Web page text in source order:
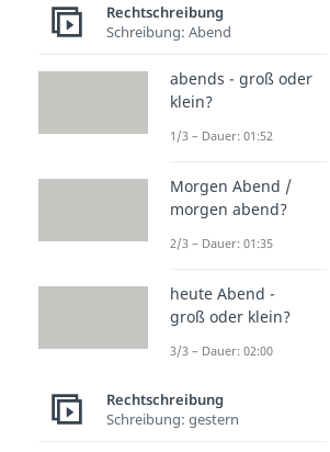
Rechtschreibung
Schreibung: Abend
abends - groß oder
klein?
1/3 – Dauer: 01:52
Morgen Abend /
morgen abend?
2/3 – Dauer: 01:35
heute Abend -
groß oder klein?
3/3 – Dauer: 02:00
Rechtschreibung
Schreibung: gestern